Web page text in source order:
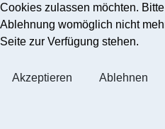
Cookies zulassen möchten.
Ablehnung womöglich nicht
Seite zur Verfügung stehen.
Akzeptieren Ablehnen